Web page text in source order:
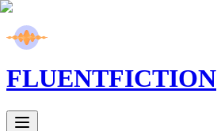
FLUENTFICTION